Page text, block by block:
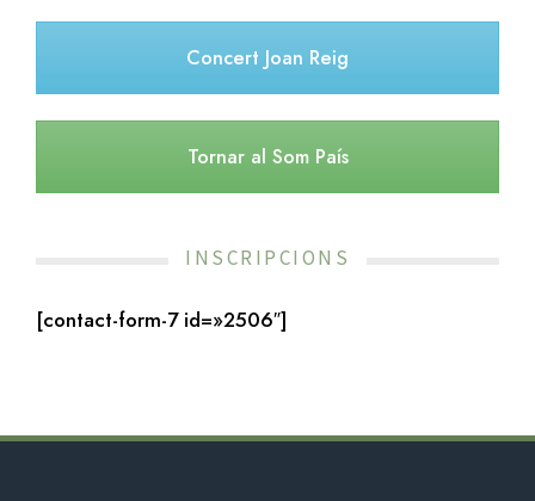
Concert Joan Reig
Tornar al Som País
INSCRIPCIONS
[contact-form-7 id=»2506″]